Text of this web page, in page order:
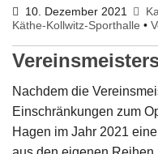
10. Dezember 2021
Käthe-Kollwitz-Sporthalle •
Nachdem die
Einschränkungen zum
Hagen im Jahr 2021